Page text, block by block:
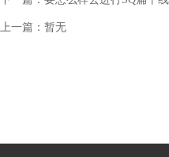
上一篇：暂无